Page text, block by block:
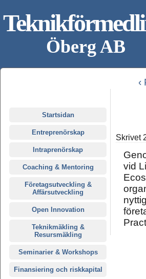
Öberg AB
Startsidan
Entreprenörskap
Intraprenörskap
Coaching & Mentoring
Företagsutveckling &
Affärsutveckling
Open Innovation
Teknikmäkling &
Resursmäkling
Seminarier & Workshops
Finansiering och riskkapital
‹
Skrivet
vid